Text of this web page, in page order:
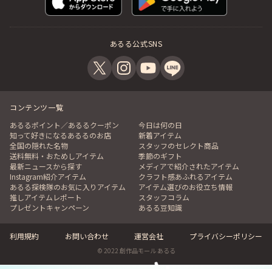
あるる公式SNS
コンテンツ一覧
あるるポイント／あるるクーポン
今日は何の日
知って好きになるあるるのお店
新着アイテム
全国の隠れた名物
スタッフのセレクト商品
送料無料・おためしアイテム
季節のギフト
最新ニュースから探す
メディアで紹介されたアイテム
Instagram紹介アイテム
クラフト感あふれるアイテム
あるる探検隊のお気に入りアイテム
アイテム選びのお役立ち情報
推しアイテムレポート
スタッフコラム
プレゼントキャンペーン
あるる豆知識
利用規約 お問い合わせ 運営会社 プライバシーポリシー
© 2022 創作品モール あるる